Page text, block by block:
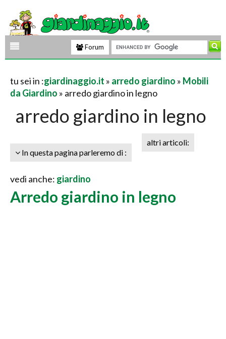
Forum
tu sei in :giardinaggio.it » arredo giardino » Mobili
da Giardino » arredo giardino in legno
arredo giardino in legno
In questa pagina parleremo di :
altri articoli:
vedi anche: giardino
Arredo giardino in legno